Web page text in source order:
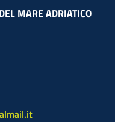
MARE ADRIATICO